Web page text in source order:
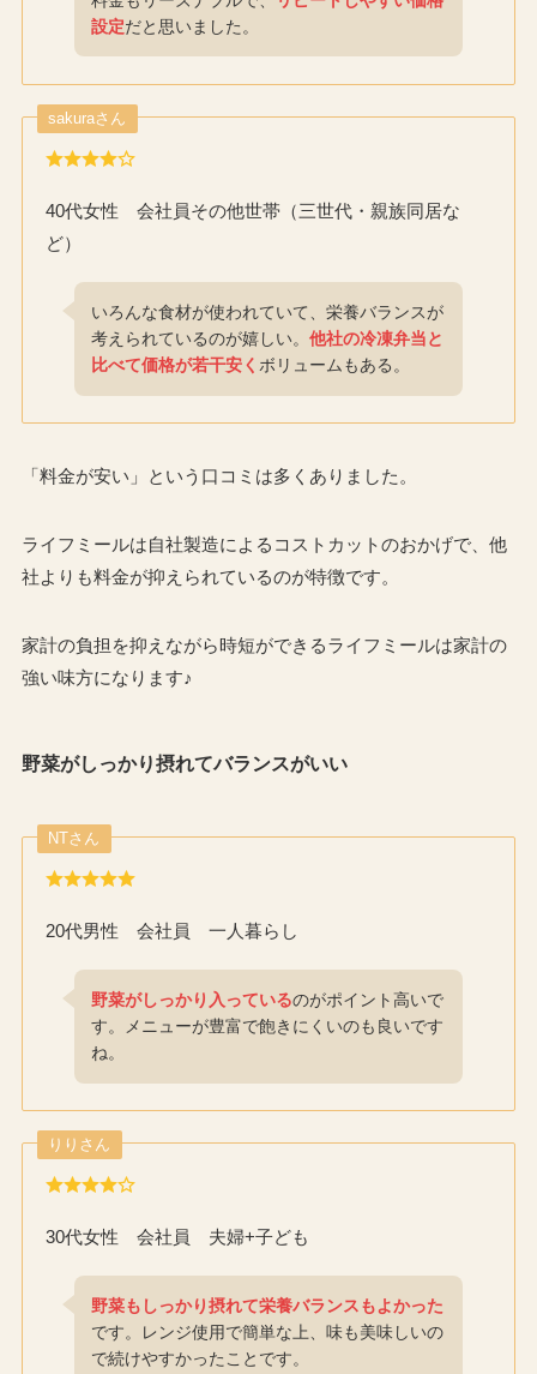
設定だと思いました。
sakuraさん
40代女性 会社員その他世帯（三世代・親族同居な
ど）
いろんな食材が使われていて、栄養バランスが
考えられているのが嬉しい。 他社の冷凍弁当と
比べて価格が若干安く ボリュームもある。
「料金が安い」という口コミは多くありました。
ライフミールは自社製造によるコストカットのおかげで、他
社よりも料金が抑えられているのが特徴です。
家計の負担を抑えながら時短ができるライフミールは家計の
強い味方になります♪
野菜がしっかり摂れてバランスがいい
NTさん
20代男性 会社員 一人暮らし
野菜がしっかり入っているのがポイント高いで
す。メニューが豊富で飽きにくいのも良いです
ね。
りりさん
30代女性 会社員 夫婦+子ども
野菜もしっかり摂れて栄養バランスもよかった
です。レンジ使用で簡単な上、味も美味しいの
で続けやすかったことです。